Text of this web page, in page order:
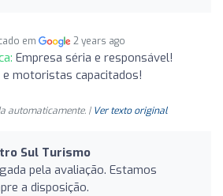
em 2 years ago
Empresa séria e responsável!
e motoristas capacitados!
automaticamente. | Ver texto original
Sul Turismo
pela avaliação. Estamos
a disposição.